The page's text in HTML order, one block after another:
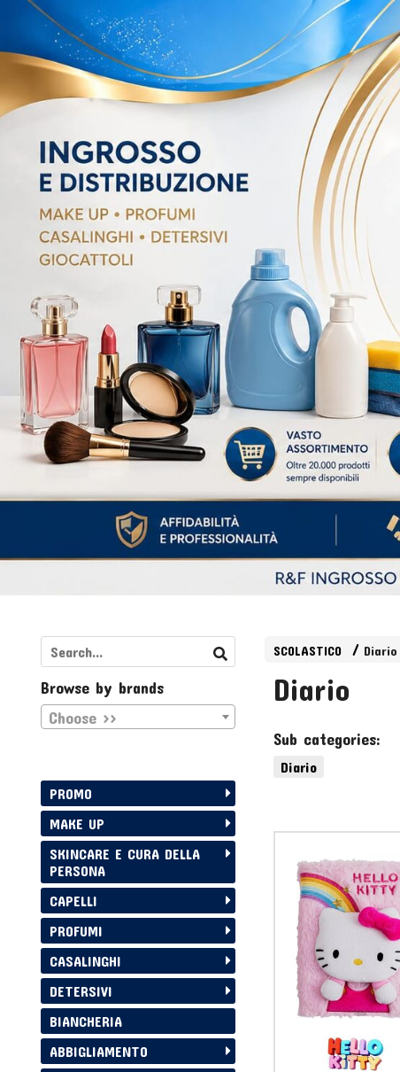
SCOLASTICO Diario
Diario
Sub categories:
Diario
Browse by brands
Choose >>
PROMO
MAKE UP
SKINCARE E CURA DELLA
PERSONA
CAPELLI
PROFUMI
CASALINGHI
DETERSIVI
BIANCHERIA
ABBIGLIAMENTO